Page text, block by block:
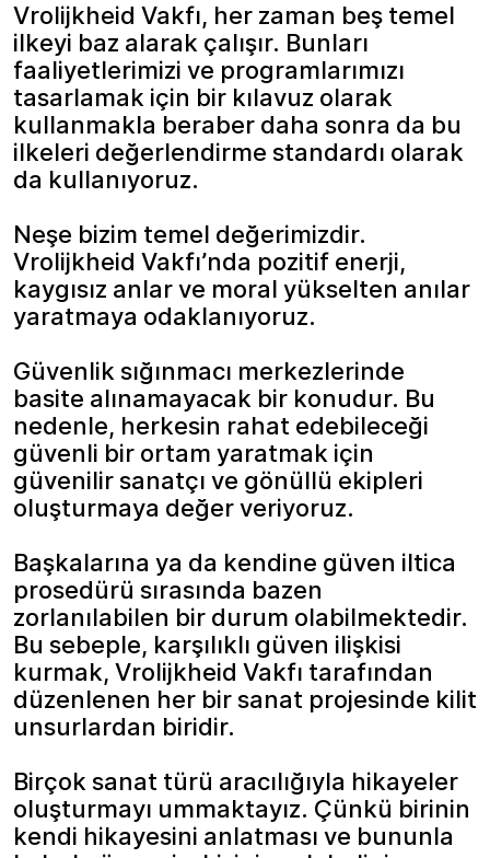
Vrolijkheid Vakfı, her zaman beş temel
ilkeyi baz alarak çalışır. Bunları
faaliyetlerimizi ve programlarımızı
tasarlamak için bir kılavuz olarak
kullanmakla beraber daha sonra da bu
ilkeleri değerlendirme standardı olarak
da kullanıyoruz.
Neşe bizim temel değerimizdir.
Vrolijkheid Vakfı’nda pozitif enerji,
kaygısız anlar ve moral yükselten anılar
yaratmaya odaklanıyoruz.
Güvenlik sığınmacı merkezlerinde
basite alınamayacak bir konudur. Bu
nedenle, herkesin rahat edebileceği
güvenli bir ortam yaratmak için
güvenilir sanatçı ve gönüllü ekipleri
oluşturmaya değer veriyoruz.
Başkalarına ya da kendine güven iltica
prosedürü sırasında bazen
zorlanılabilen bir durum olabilmektedir.
Bu sebeple, karşılıklı güven ilişkisi
kurmak, Vrolijkheid Vakfı tarafından
düzenlenen her bir sanat projesinde kilit
unsurlardan biridir.
Birçok sanat türü aracılığıyla hikayeler
oluşturmayı ummaktayız. Çünkü birinin
kendi hikayesini anlatması ve bununla